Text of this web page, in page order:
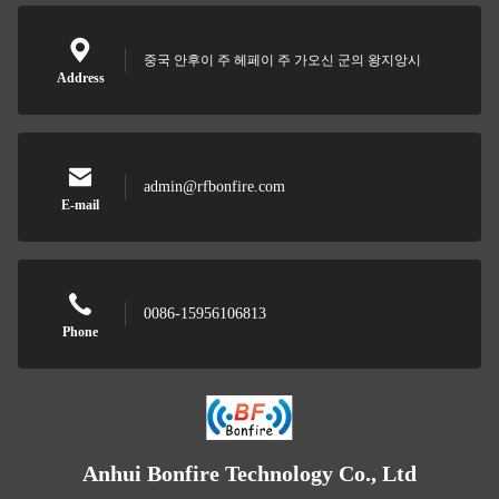
Address
중국 안후이 주 헤페이 주 가오신 군의 왕지앙시
E-mail
admin@rfbonfire.com
Phone
0086-15956106813
Anhui Bonfire Technology Co., Ltd